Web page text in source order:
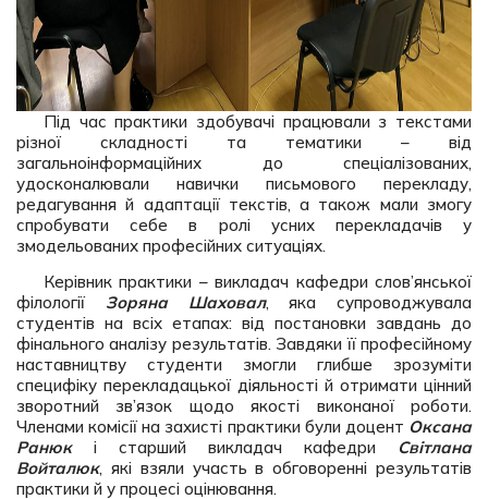
Під час практики здобувачі працювали з текстами
різної складності та тематики – від
загальноінформаційних до спеціалізованих,
удосконалювали навички письмового перекладу,
редагування й адаптації текстів, а також мали змогу
спробувати себе в ролі усних перекладачів у
змодельованих професійних ситуаціях.
Керівник практики – викладач кафедри слов’янської
філології Зоряна Шаховал, яка супроводжувала
студентів на всіх етапах: від постановки завдань до
фінального аналізу результатів. Завдяки її професійному
наставництву студенти змогли глибше зрозуміти
специфіку перекладацької діяльності й отримати цінний
зворотний зв’язок щодо якості виконаної роботи.
Членами комісії на захисті практики були доцент Оксана
Ранюкі старший викладач кафедри
Світлана
Войталюк, які взяли участь в обговоренні результатів
практики й у процесі оцінювання.